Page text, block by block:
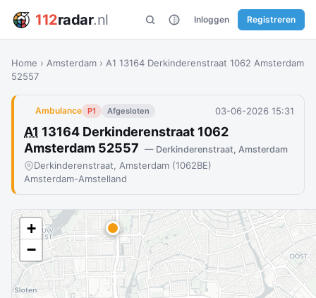
112radar.nl Inloggen Registreren
Home › Amsterdam › A1 13164 Derkinderenstraat 1062 Amsterdam
52557
Ambulance P1 Afgesloten 03-06-2026 15:31
A1 13164 Derkinderenstraat 1062
Amsterdam 52557 — Derkinderenstraat, Amsterdam
Derkinderenstraat, Amsterdam (1062BE)
Amsterdam-Amstelland
+
−